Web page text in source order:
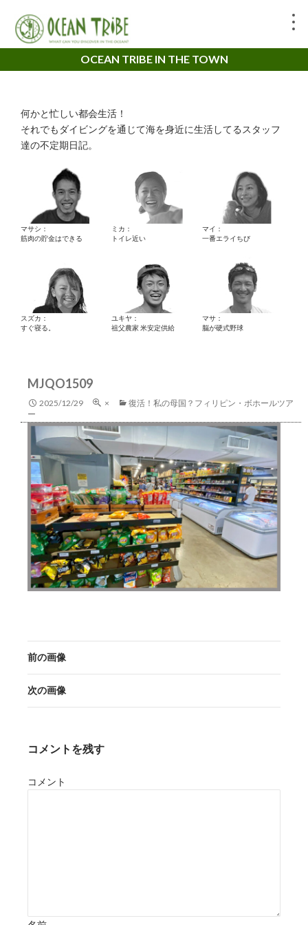
OCEAN TRIBE IN THE TOWN
何かと忙しい都会生活！
それでもダイビングを通じて海を身近に生活してるスタッフ
達の不定期日記。
マサシ：
筋肉の貯金はできる
ミカ：
トイレ近い
マイ：
一番エライちび
スズカ：
すぐ寝る。
ユキヤ：
祖父農家 米安定供給
マサ：
脳が硬式野球
MJQO1509
2025/12/29 ×
復活！私の母国？フィリピン・ボホールツア
ー
前の画像
次の画像
コメントを残す
コメント